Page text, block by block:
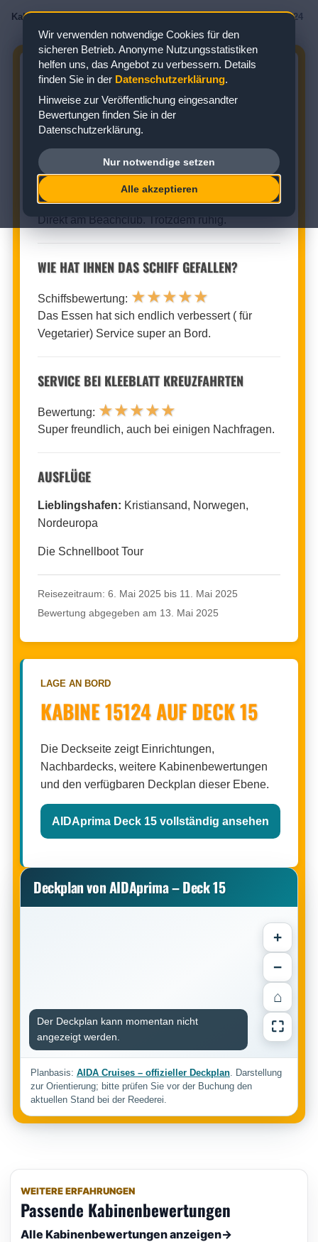
Kabinenbewertungen Kabine 15124
AIDAPRIMA KABINE 15124:
BEWERTUNG ZUR BALKONKABINE
Zielgebiet: Nordeuropa
BALKONKABINE (KABINENNUMMER: 15124)
Kabinenbewertung:★★★★★
Direkt am Beachclub. Trotzdem ruhig.
WIE HAT IHNEN DAS SCHIFF GEFALLEN?
Schiffsbewertung: ★★★★★
Das Essen hat sich endlich verbessert ( für
Vegetarier) Service super an Bord.
SERVICE BEI KLEEBLATT KREUZFAHRTEN
Bewertung: ★★★★★
Super freundlich, auch bei einigen Nachfragen.
AUSFLÜGE
Lieblingshafen: Kristiansand, Norwegen,
Nordeuropa
Die Schnellboot Tour
Reisezeitraum: 6. Mai 2025 bis 11. Mai 2025
Bewertung abgegeben am 13. Mai 2025
LAGE AN BORD
KABINE 15124 AUF DECK 15
Die Deckseite zeigt Einrichtungen,
Nachbardecks, weitere Kabinenbewertungen
und den verfügbaren Deckplan dieser Ebene.
AIDAprima Deck 15 vollständig ansehen
Deckplan von AIDAprima – Deck 15
+
−
⌂
⛶
Der Deckplan kann momentan nicht
angezeigt werden.
Planbasis: AIDA Cruises – offizieller Deckplan. Darstellung
zur Orientierung; bitte prüfen Sie vor der Buchung den
aktuellen Stand bei der Reederei.
WEITERE ERFAHRUNGEN
Passende Kabinenbewertungen
Alle Kabinenbewertungen anzeigen→
Wir verwenden notwendige Cookies für den
sicheren Betrieb. Anonyme Nutzungsstatistiken
helfen uns, das Angebot zu verbessern. Details
finden Sie in der Datenschutzerklärung.
Hinweise zur Veröffentlichung eingesandter
Bewertungen finden Sie in der
Datenschutzerklärung.
Nur notwendige setzen
Alle akzeptieren